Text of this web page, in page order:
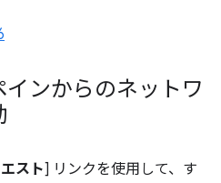
ンからのネットワ
スト] リンクを使用して、す